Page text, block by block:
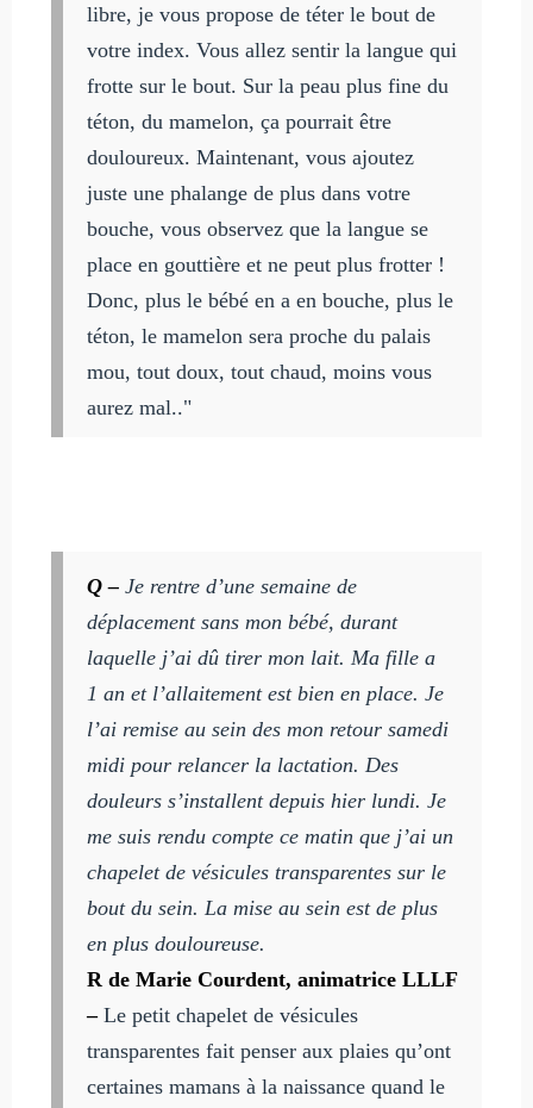
libre, je vous propose de téter le bout de
votre index. Vous allez sentir la langue qui
frotte sur le bout. Sur la peau plus fine du
téton, du mamelon, ça pourrait être
douloureux. Maintenant, vous ajoutez
juste une phalange de plus dans votre
bouche, vous observez que la langue se
place en gouttière et ne peut plus frotter !
Donc, plus le bébé en a en bouche, plus le
téton, le mamelon sera proche du palais
mou, tout doux, tout chaud, moins vous
aurez mal.."
Q –Je rentre d’une semaine de
déplacement sans mon bébé, durant
laquelle j’ai dû tirer mon lait. Ma fille a
1 an et l’allaitement est bien en place. Je
l’ai remise au sein des mon retour samedi
midi pour relancer la lactation. Des
douleurs s’installent depuis hier lundi. Je
me suis rendu compte ce matin que j’ai un
chapelet de vésicules transparentes sur le
bout du sein. La mise au sein est de plus
en plus douloureuse.
R de Marie Courdent, animatrice LLLF
–Le petit chapelet de vésicules
transparentes fait penser aux plaies qu’ont
certaines mamans à la naissance quand le